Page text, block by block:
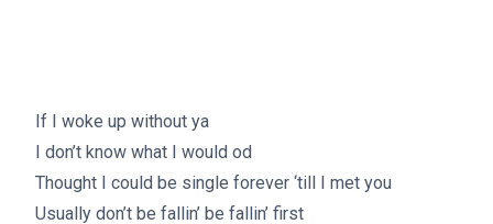
If I woke up without ya
I don’t know what I would od
Thought I could be single forever ‘till I met you
Usually don’t be fallin’ be fallin’ first